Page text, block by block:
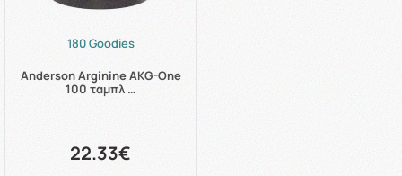
180 Goodies
Anderson Arginine AKG-One
100 ταμπλ …
22.33€